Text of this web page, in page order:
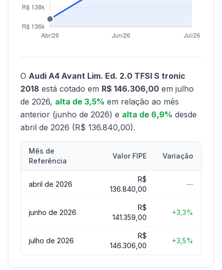
O Audi A4 Avant Lim. Ed. 2.0 TFSI S tronic
2018 está cotado em R$ 146.306,00 em julho
de 2026, alta de 3,5% em relação ao mês
anterior (junho de 2026) e alta de 6,9% desde
abril de 2026 (R$ 136.840,00).
Mês de
Referência
Valor FIPE Variação
abril de 2026
R$
136.840,00
—
junho de 2026
R$
141.359,00
+3,3%
julho de 2026
R$
146.306,00
+3,5%